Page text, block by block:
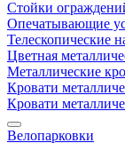
Стойки
Опечатывающие
Телескопические
Цветная
Металлические
Кровати
Кровати
Велопарковки